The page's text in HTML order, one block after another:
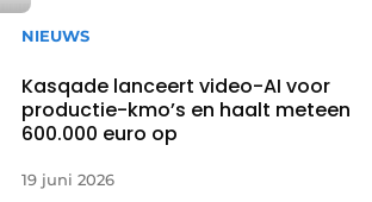
NIEUWS
Kasqade lanceert video-AI voor
productie-kmo’s en haalt meteen
600.000 euro op
19 juni 2026